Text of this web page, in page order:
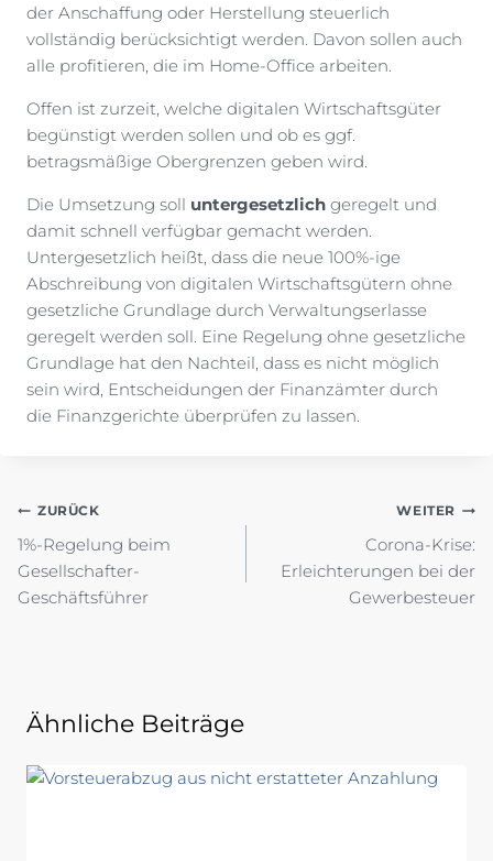
der Anschaffung oder Herstellung steuerlich
vollständig berücksichtigt werden. Davon sollen auch
alle profitieren, die im Home-Office arbeiten.
Offen ist zurzeit, welche digitalen Wirtschaftsgüter
begünstigt werden sollen und ob es ggf.
betragsmäßige Obergrenzen geben wird.
Die Umsetzung soll untergesetzlich geregelt und
damit schnell verfügbar gemacht werden.
Untergesetzlich heißt, dass die neue 100%-ige
Abschreibung von digitalen Wirtschaftsgütern ohne
gesetzliche Grundlage durch Verwaltungserlasse
geregelt werden soll. Eine Regelung ohne gesetzliche
Grundlage hat den Nachteil, dass es nicht möglich
sein wird, Entscheidungen der Finanzämter durch
die Finanzgerichte überprüfen zu lassen.
Beitragsnavigation
ZURÜCK
1%-Regelung beim
Gesellschafter-
Geschäftsführer
WEITER
Corona-Krise:
Erleichterungen bei der
Gewerbesteuer
Ähnliche Beiträge